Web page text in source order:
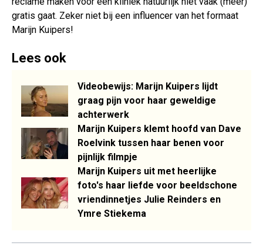
gratis gaat. Zeker niet bij een influencer van het formaat
Marijn Kuipers!
Lees ook
Videobewijs: Marijn Kuipers lijdt
graag pijn voor haar geweldige
achterwerk
Marijn Kuipers klemt hoofd van Dave
Roelvink tussen haar benen voor
pijnlijk filmpje
Marijn Kuipers uit met heerlijke
foto's haar liefde voor beeldschone
vriendinnetjes Julie Reinders en
Ymre Stiekema